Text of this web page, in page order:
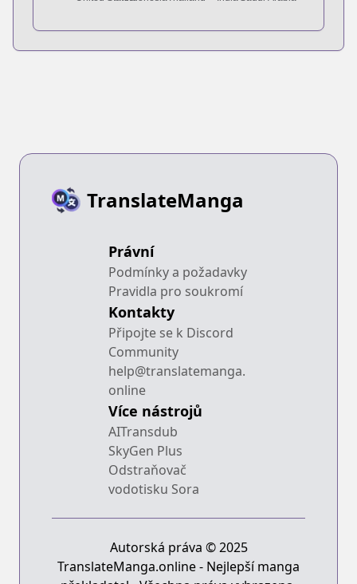
TranslateManga
Právní
Podmínky a požadavky
Pravidla pro soukromí
Kontakty
Připojte se k Discord
Community
help@translatemanga.
online
Více nástrojů
AITransdub
SkyGen Plus
Odstraňovač
vodotisku Sora
Autorská práva © 2025
TranslateManga.online - Nejlepší manga